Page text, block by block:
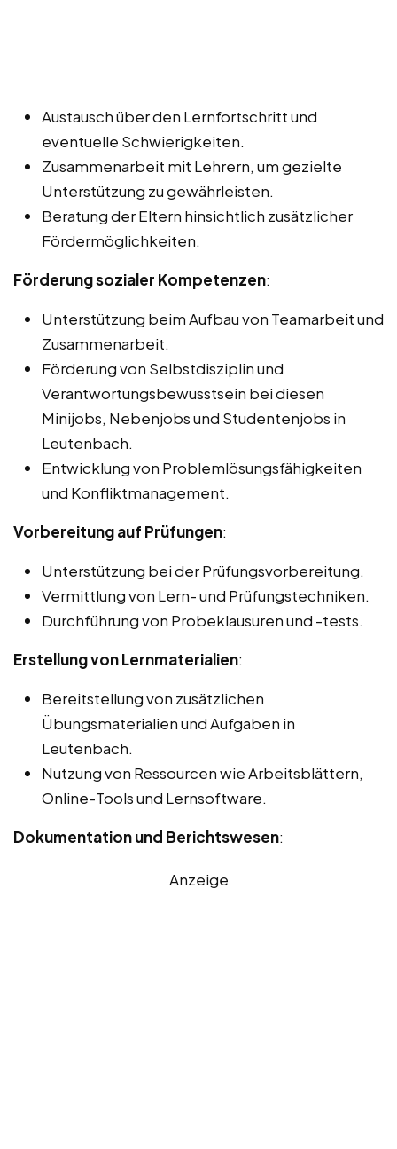
Austausch über den Lernfortschritt und
eventuelle Schwierigkeiten.
Zusammenarbeit mit Lehrern, um gezielte
Unterstützung zu gewährleisten.
Beratung der Eltern hinsichtlich zusätzlicher
Fördermöglichkeiten.
Förderung sozialer Kompetenzen:
Unterstützung beim Aufbau von Teamarbeit und
Zusammenarbeit.
Förderung von Selbstdisziplin und
Verantwortungsbewusstsein bei diesen
Minijobs, Nebenjobs und Studentenjobs in
Leutenbach.
Entwicklung von Problemlösungsfähigkeiten
und Konfliktmanagement.
Vorbereitung auf Prüfungen:
Unterstützung bei der Prüfungsvorbereitung.
Vermittlung von Lern- und Prüfungstechniken.
Durchführung von Probeklausuren und -tests.
Erstellung von Lernmaterialien:
Bereitstellung von zusätzlichen
Übungsmaterialien und Aufgaben in
Leutenbach.
Nutzung von Ressourcen wie Arbeitsblättern,
Online-Tools und Lernsoftware.
Dokumentation und Berichtswesen:
Anzeige